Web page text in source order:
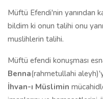
Müftü Efendi'nin yanından
bildim ki onun talihi onu
muslihlerin talihi.
Müftü efendi konuşması
Benna(rahmetullahi
İhvan-ı Müslimin